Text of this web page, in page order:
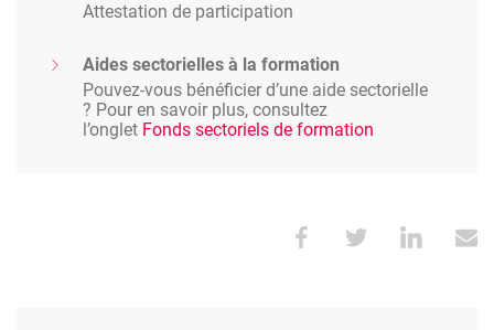
Attestation de participation
Aides sectorielles à la formation
Pouvez-vous bénéficier d’une aide sectorielle
? Pour en savoir plus, consultez
l’onglet Fonds sectoriels de formation